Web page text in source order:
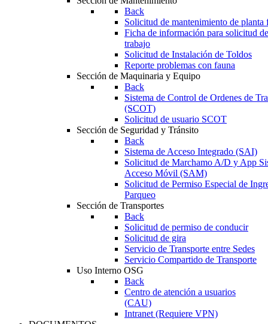
Back
Solicitud de mantenimiento de planta
Ficha de información para solicitud
trabajo
Solicitud de Instalación de Toldos
Reporte problemas con fauna
Sección de Maquinaria y Equipo
Back
Sistema de Control de Ordenes de
(SCOT)
Solicitud de usuario SCOT
Sección de Seguridad y Tránsito
Back
Sistema de Acceso Integrado (SAI)
Solicitud de Marchamo A/D y App
Acceso Móvil (SAM)
Solicitud de Permiso Especial de
Parqueo
Sección de Transportes
Back
Solicitud de permiso de conducir
Solicitud de gira
Servicio de Transporte entre Sedes
Servicio Compartido de Transporte
Uso Interno OSG
Back
Centro de atención a usuarios
(CAU)
Intranet (Requiere VPN)